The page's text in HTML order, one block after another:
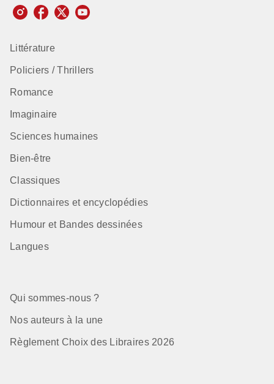
Littérature
Policiers / Thrillers
Romance
Imaginaire
Sciences humaines
Bien-être
Classiques
Dictionnaires et encyclopédies
Humour et Bandes dessinées
Langues
Qui sommes-nous ?
Nos auteurs à la une
Règlement Choix des Libraires 2026